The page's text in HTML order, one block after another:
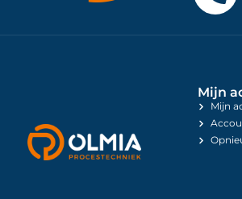
Mijn
Mijn